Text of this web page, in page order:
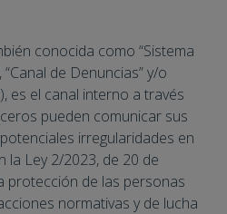
conocida como “Sistema
de Denuncias” y/o
es el canal interno a través
pueden comunicar sus
irregularidades en
la Ley 2/2023, de 20 de
protección de las personas
normativas y de lucha